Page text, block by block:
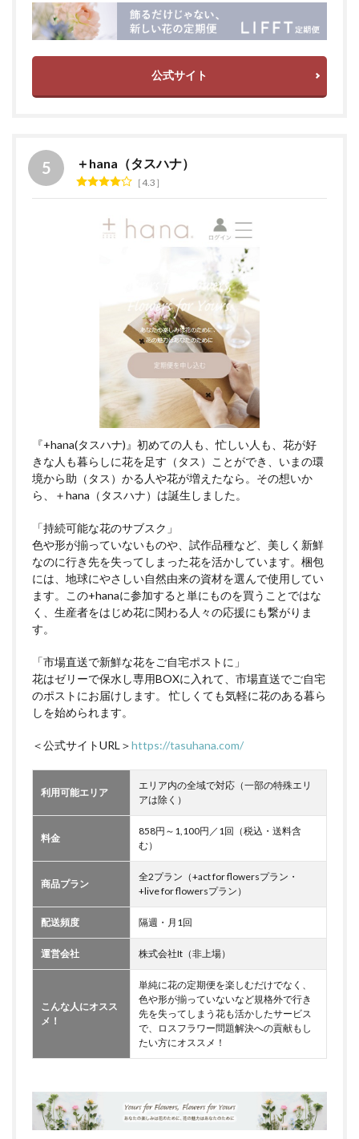
公式サイト
＋hana（タスハナ）
4.3
『+hana(タスハナ)』初めての人も、忙しい人も、花が好
きな人も暮らしに花を足す（タス）ことができ、いまの環
境から助（タス）かる人や花が増えたなら。その想いか
ら、＋hana（タスハナ）は誕生しました。
「持続可能な花のサブスク」
色や形が揃っていないものや、試作品種など、美しく新鮮
なのに行き先を失ってしまった花を活かしています。梱包
には、地球にやさしい自然由来の資材を選んで使用してい
ます。この+hanaに参加すると単にものを買うことではな
く、生産者をはじめ花に関わる人々の応援にも繋がりま
す。
「市場直送で新鮮な花をご自宅ポストに」
花はゼリーで保水し専用BOXに入れて、市場直送でご自宅
のポストにお届けします。 忙しくても気軽に花のある暮ら
しを始められます。
＜公式サイトURL＞https://tasuhana.com/
利用可能エリア
エリア内の全域で対応（一部の特殊エリ
アは除く）
料金
858円～1,100円／1回（税込・送料含
む）
商品プラン
全2プラン（+act for flowersプラン・
+live for flowersプラン）
配送頻度 隔週・月1回
運営会社 株式会社It（非上場）
こんな人にオスス
メ！
単純に花の定期便を楽しむだけでなく、
色や形が揃っていないなど規格外で行き
先を失ってしまう花も活かしたサービス
で、ロスフラワー問題解決への貢献もし
たい方にオススメ！